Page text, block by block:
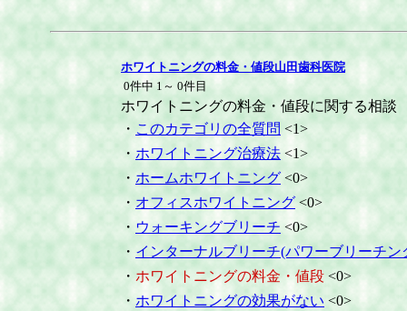
ホワイトニングの料金・値段山田歯科医院
0件中 1～ 0件目
ホワイトニングの料金・値段に関する相談
・ このカテゴリの全質問 <1>
・ ホワイトニング治療法 <1>
・ ホームホワイトニング <0>
・ オフィスホワイトニング<0>
・ ウォーキングブリーチ <0>
・ インターナルブリーチ(パワーブリーチン
・ ホワイトニングの料金・値段 <0>
・ ホワイトニングの効果がない <0>